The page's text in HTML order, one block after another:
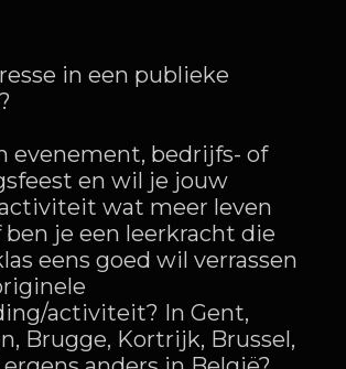
in een publieke
evenement, bedrijfs- of
en wil je jouw
wat meer leven
ben je een leerkracht die
eens goed wil verrassen
activiteit? In Gent,
Brugge, Kortrijk, Brussel,